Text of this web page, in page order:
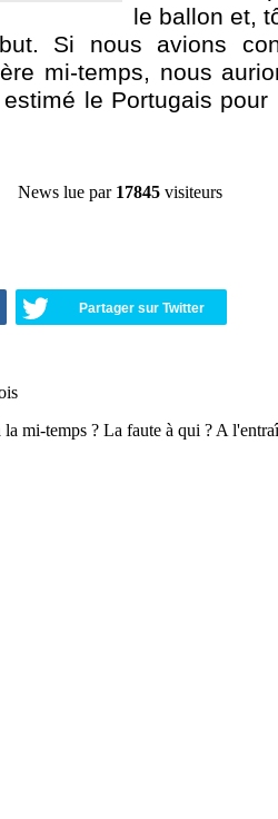
le ballon et,
Si nous avions
mi-temps, nous
le Portugais
News lue par 17845 visiteurs
Partager sur Twitter